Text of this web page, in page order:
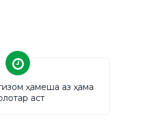
ҳамеша аз ҳама
аст